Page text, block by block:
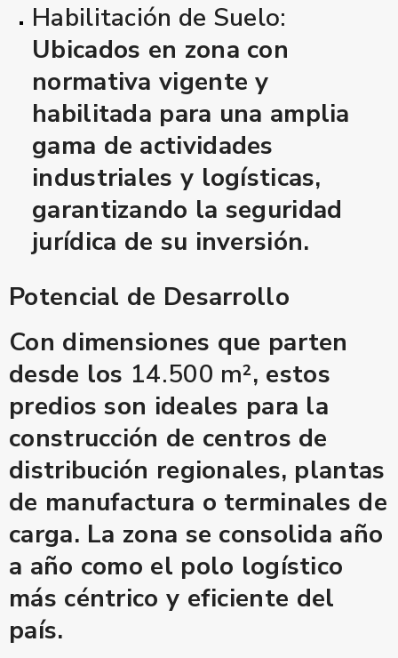
Habilitación de Suelo:
Ubicados en zona con
normativa vigente y
habilitada para una amplia
gama de actividades
industriales y logísticas,
garantizando la seguridad
jurídica de su inversión.
Potencial de Desarrollo
Con dimensiones que parten
desde los 14.500 m², estos
predios son ideales para la
construcción de centros de
distribución regionales, plantas
de manufactura o terminales de
carga. La zona se consolida año
a año como el polo logístico
más céntrico y eficiente del
país.